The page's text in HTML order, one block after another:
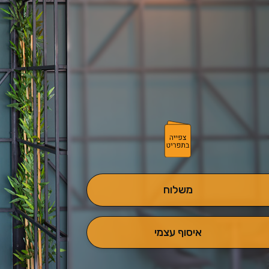
משלוח
איסוף עצמי